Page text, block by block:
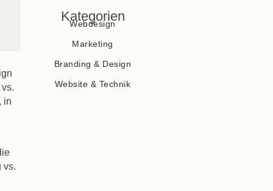
in
vs.
Kategorien
Webdesign
Marketing
Branding & Design
Website & Technik